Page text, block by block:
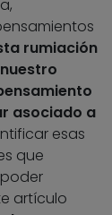
rumiación
asociado a
esas
que
artículo